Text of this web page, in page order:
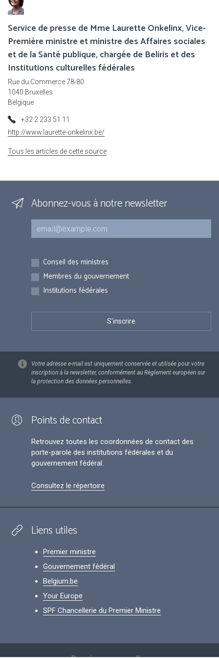
Service de presse de Mme Laurette Onkelinx, Vice-
Première ministre et ministre des Affaires sociales
et de la Santé publique, chargée de Beliris et des
Institutions culturelles fédérales
Rue du Commerce 78-80
1040 Bruxelles
Belgique
+32 2 233 51 11
http://www.laurette-onkelinx.be/
Tous les articles de cette source
Abonnez-vous à notre newsletter
Courriel
Inscriptions
Conseil des ministres
Membres du gouvernement
Institutions fédérales
Votre adresse e-mail est uniquement conservée et utilisée pour votre
inscription à la newsletter, conformément au Règlement européen sur
la protection des données personnelles.
Points de contact
Retrouvez toutes les coordonnées de contact des
porte-parole des institutions fédérales et du
gouvernement fédéral.
Consultez le répertoire
Liens utiles
Premier ministre
Gouvernement fédéral
Belgium.be
Your Europe
SPF Chancellerie du Premier Ministre